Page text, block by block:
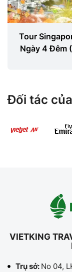
Tour
Ngày 4 Đêm
Đối tác
VIETKING
Trụ sở: No 04,